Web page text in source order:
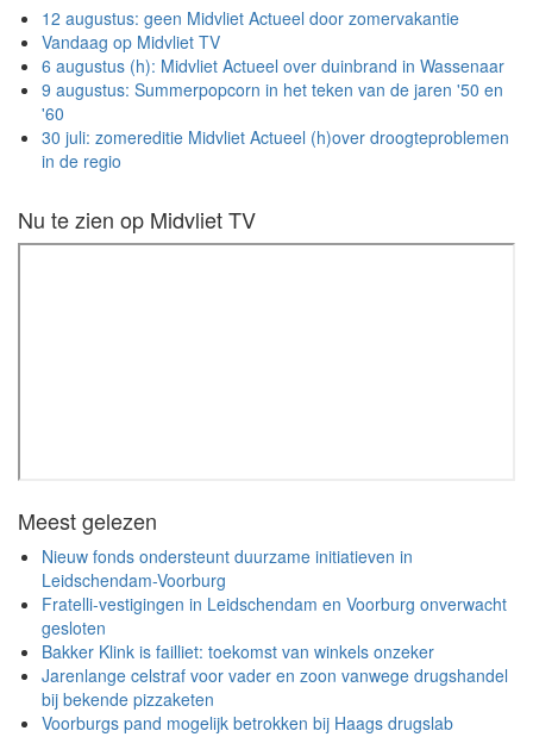
12 augustus: geen Midvliet Actueel door zomervakantie
Vandaag op Midvliet TV
6 augustus (h): Midvliet Actueel over duinbrand in Wassenaar
9 augustus: Summerpopcorn in het teken van de jaren '50 en
'60
30 juli: zomereditie Midvliet Actueel (h)over droogteproblemen
in de regio
Nu te zien op Midvliet TV
Meest gelezen
Nieuw fonds ondersteunt duurzame initiatieven in
Leidschendam-Voorburg
Fratelli-vestigingen in Leidschendam en Voorburg onverwacht
gesloten
Bakker Klink is failliet: toekomst van winkels onzeker
Jarenlange celstraf voor vader en zoon vanwege drugshandel
bij bekende pizzaketen
Voorburgs pand mogelijk betrokken bij Haags drugslab